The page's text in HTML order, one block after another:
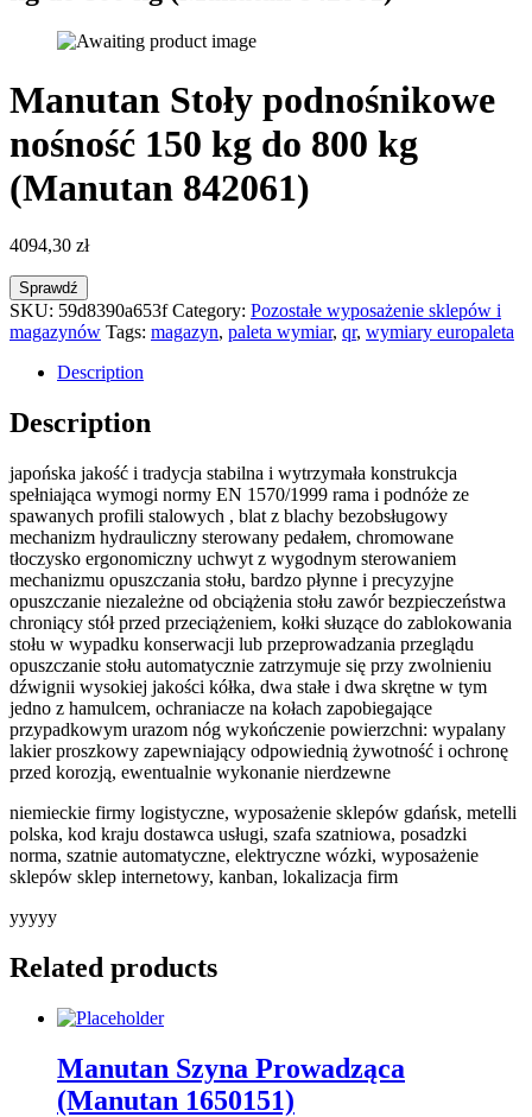
Manutan Stoły podnośnikowe
nośność 150 kg do 800 kg
(Manutan 842061)
4094,30 zł
Sprawdź
SKU: 59d8390a653f Category: Pozostałe wyposażenie sklepów i
magazynów Tags: magazyn, paleta wymiar, qr, wymiary europaleta
Description
Description
japońska jakość i tradycja stabilna i wytrzymała konstrukcja
spełniająca wymogi normy EN 1570/1999 rama i podnóże ze
spawanych profili stalowych , blat z blachy bezobsługowy
mechanizm hydrauliczny sterowany pedałem, chromowane
tłoczysko ergonomiczny uchwyt z wygodnym sterowaniem
mechanizmu opuszczania stołu, bardzo płynne i precyzyjne
opuszczanie niezależne od obciążenia stołu zawór bezpieczeństwa
chroniący stół przed przeciążeniem, kołki słuzące do zablokowania
stołu w wypadku konserwacji lub przeprowadzania przeglądu
opuszczanie stołu automatycznie zatrzymuje się przy zwolnieniu
dźwignii wysokiej jakości kółka, dwa stałe i dwa skrętne w tym
jedno z hamulcem, ochraniacze na kołach zapobiegające
przypadkowym urazom nóg wykończenie powierzchni: wypalany
lakier proszkowy zapewniający odpowiednią żywotność i ochronę
przed korozją, ewentualnie wykonanie nierdzewne
niemieckie firmy logistyczne, wyposażenie sklepów gdańsk, metelli
polska, kod kraju dostawca usługi, szafa szatniowa, posadzki
norma, szatnie automatyczne, elektryczne wózki, wyposażenie
sklepów sklep internetowy, kanban, lokalizacja firm
yyyyy
Related products
Manutan Szyna Prowadząca
(Manutan 1650151)